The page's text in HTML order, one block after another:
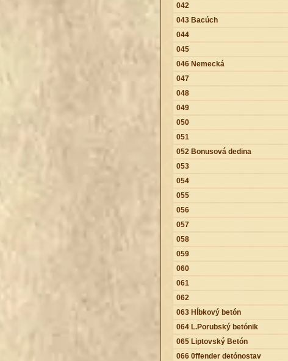
042
043 Bacúch
044
045
046 Nemecká
047
048
049
050
051
052 Bonusová dedina
053
054
055
056
057
058
059
060
061
062
063 Hĺbkový betón
064 L.Porubský betónik
065 Liptovský Betón
066 0ffender detónostav